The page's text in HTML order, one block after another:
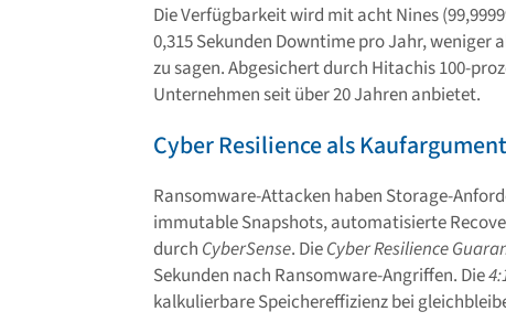
Die Verfügbarkeit wird mit acht Nines
0,315 Sekunden Downtime pro Jahr,
zu sagen. Abgesichert durch Hitachis 100-
Unternehmen seit über 20 Jahren anbietet.
Cyber Resilience als Kaufargument
Ransomware-Attacken haben Storage-
immutable Snapshots, automatisierte
durch CyberSense. DieCyber Resilience
Sekunden nach Ransomware-Angriffen. Die
kalkulierbare Speichereffizienz bei